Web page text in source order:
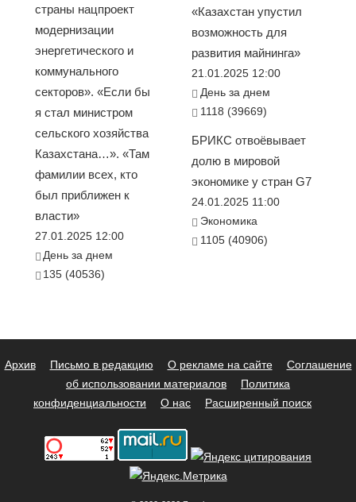
страны нацпроект
модернизации
энергетического и
коммунального
секторов». «Если бы
я стал министром
сельского хозяйства
Казахстана…». «Там
фамилии всех, кто
был приближен к
власти»
27.01.2025 12:00
День за днем
135 (40536)
«Казахстан упустил
возможность для
развития майнинга»
21.01.2025 12:00
День за днем
1118 (39669)
БРИКС отвоёвывает
долю в мировой
экономике у стран G7
24.01.2025 11:00
Экономика
1105 (40906)
Архив Письмо в редакцию О рекламе на сайте
Соглашение
об использовании материалов
Политика
конфиденциальности
О нас Расширенный поиск